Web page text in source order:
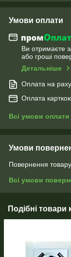
Умови оплати
Ви отримаєте
або гроші
Детальніше
Оплата на
Оплата
Всі умови оплати
Умови
Повернення
Всі умови
Подібні товари